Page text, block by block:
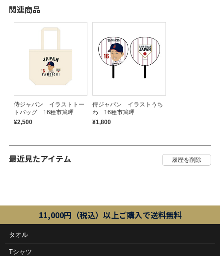
関連商品
侍ジャパン イラストトー
トバッグ 16種市篤暉
¥2,500
侍ジャパン イラストうち
わ 16種市篤暉
¥1,800
最近見たアイテム
11,000円（税込）以上ご購入で送料無料
タオル
Tシャツ